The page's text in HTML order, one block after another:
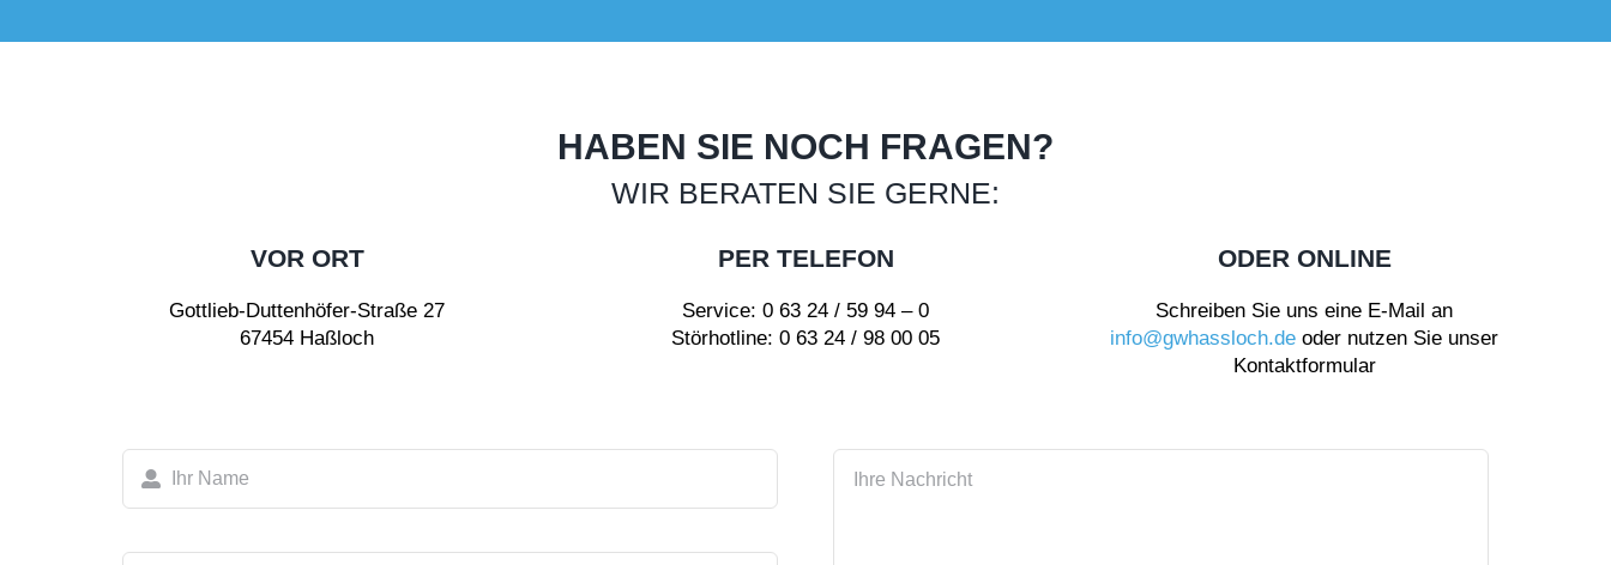
HABEN SIE NOCH FRAGEN?
WIR BERATEN SIE GERNE:
VOR ORT
Gottlieb-Duttenhöfer-Straße 27
67454 Haßloch
PER TELEFON
Service: 0 63 24 / 59 94 – 0
Störhotline: 0 63 24 / 98 00 05
ODER ONLINE
Schreiben Sie uns eine E-Mail an
info@gwhassloch.de oder nutzen Sie unser
Kontaktformular